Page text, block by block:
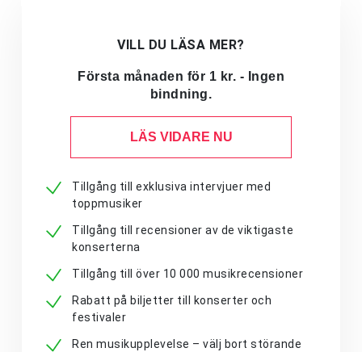
VILL DU LÄSA MER?
Första månaden för 1 kr. - Ingen
bindning.
LÄS VIDARE NU
Tillgång till exklusiva intervjuer med
toppmusiker
Tillgång till recensioner av de viktigaste
konserterna
Tillgång till över 10 000 musikrecensioner
Rabatt på biljetter till konserter och
festivaler
Ren musikupplevelse – välj bort störande